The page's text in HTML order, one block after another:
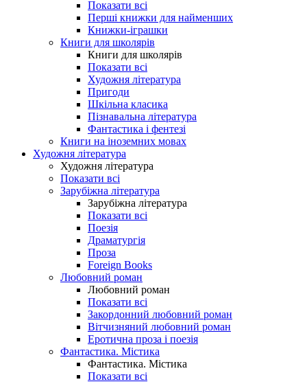
Показати всі
Перші книжки для найменших
Книжки-іграшки
Книги для школярів
Книги для школярів
Показати всі
Художня література
Пригоди
Шкільна класика
Пізнавальна література
Фантастика і фентезі
Книги на іноземних мовах
Художня література
Художня література
Показати всі
Зарубіжна література
Зарубіжна література
Показати всі
Поезія
Драматургія
Проза
Foreign Books
Любовний роман
Любовний роман
Показати всі
Закордонний любовний роман
Вітчизняний любовний роман
Еротична проза і поезія
Фантастика. Містика
Фантастика. Містика
Показати всі